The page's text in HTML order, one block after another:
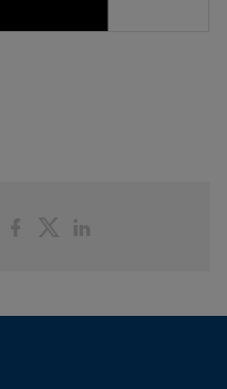
PartagerPartager